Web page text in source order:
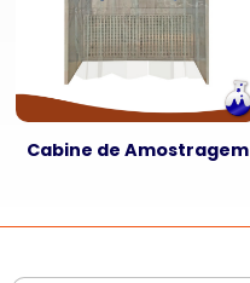
Cabine de Amostragem